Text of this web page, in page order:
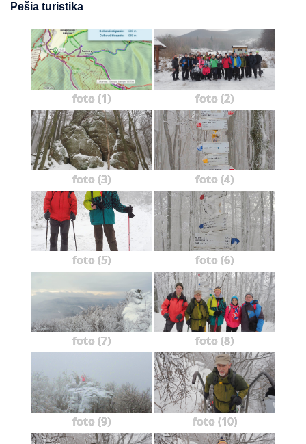
Pešia turistika
foto (1) foto (2)
foto (3) foto (4)
foto (5) foto (6)
foto (7) foto (8)
foto (9) foto (10)